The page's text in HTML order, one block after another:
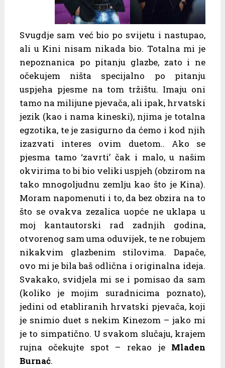
Svugdje sam već bio po svijetu i nastupao,
ali u Kini nisam nikada bio. Totalna mi je
nepoznanica po pitanju glazbe, zato i ne
očekujem ništa specijalno po pitanju
uspjeha pjesme na tom tržištu. Imaju oni
tamo na milijune pjevača, ali ipak, hrvatski
jezik (kao i nama kineski), njima je totalna
egzotika, te je zasigurno da ćemo i kod njih
izazvati interes ovim duetom.. Ako se
pjesma tamo ‘zavrti’ čak i malo, u našim
okvirima to bi bio veliki uspjeh (obzirom na
tako mnogoljudnu zemlju kao što je Kina).
Moram napomenuti i to, da bez obzira na to
što se ovakva zezalica uopće ne uklapa u
moj kantautorski rad zadnjih godina,
otvorenog sam uma oduvijek, te ne robujem
nikakvim glazbenim stilovima. Dapače,
ovo mi je bila baš odlična i originalna ideja.
Svakako, svidjela mi se i pomisao da sam
(koliko je mojim suradnicima poznato),
jedini od etabliranih hrvatski pjevača, koji
je snimio duet s nekim Kinezom – jako mi
je to simpatično. U svakom slučaju, krajem
rujna očekujte spot – rekao je Mladen
Burnać.